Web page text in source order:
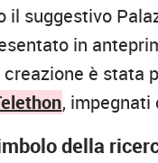
il suggestivo
in
è stata
,
della